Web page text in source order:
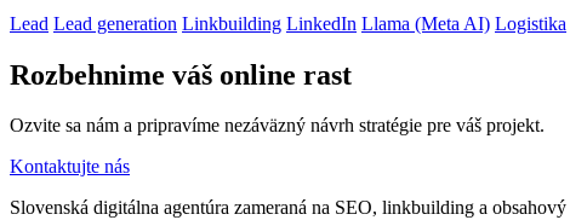
Lead Lead generation Linkbuilding LinkedIn Llama (Meta AI) Logistika
Rozbehnime váš online rast
Ozvite sa nám a pripravíme nezáväzný návrh stratégie pre váš projekt.
Kontaktujte nás
Slovenská digitálna agentúra zameraná na SEO, linkbuilding a